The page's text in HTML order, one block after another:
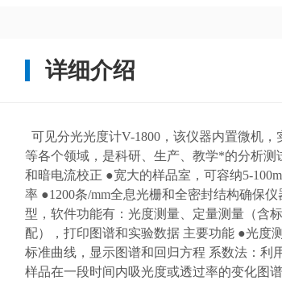
详细介绍
可见分光光度计V-1800，该仪器内置微机
等各个领域，是科研、生产、教学*的分析测
和暗电流校正 ●宽大的样品室，可容纳5-
率 ●1200条/mm全息光栅和全密封结构确保
型，软件功能有：光度测量、定量测量（含
配），打印图谱和实验数据 主要功能 ●光度
标准曲线，显示图谱和回归方程 系数法：利
样品在一段时间内吸光度或透过率的变化图